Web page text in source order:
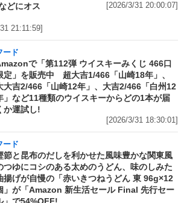
どにオス
21:11:59]
[2026/3/31 20:00:07]
ード
で「第112弾 ウイスキーみくじ 466口
定」を販売中 超大吉1/466「山崎18年」、
大吉2/466「山崎12年」、大吉2/466「白州12
」など11種類のウイスキーからどの1本が届
か運試し!
[2026/3/31 18:30:01]
ード
節と昆布のだしを利かせた風味豊かな関東風
つゆにコシのある太めのうどん、味のしみた
揚げが自慢の「赤いきつねうどん 東 96g×12
」が「Amazon 新生活セール Final 先行セー